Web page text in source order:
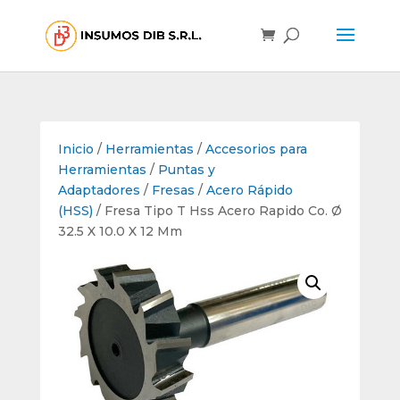
Inicio / Herramientas / Accesorios para
Herramientas / Puntas y
Adaptadores / Fresas / Acero Rápido
(HSS) / Fresa Tipo T Hss Acero Rapido Co. Ø
32.5 X 10.0 X 12 Mm